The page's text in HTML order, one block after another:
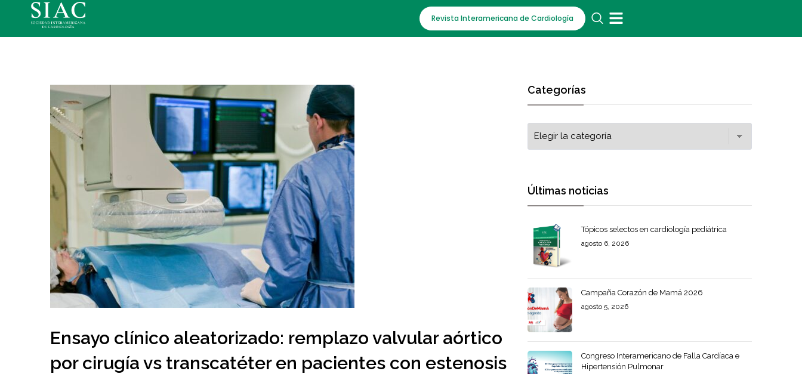
Revista Interamericana de Cardiología
Ensayo clínico aleatorizado: remplazo valvular aórtico
por cirugía vs transcatéter en pacientes con estenosis
Categorías
Últimas noticias
Tópicos selectos en cardiología pediátrica
agosto 6, 2026
Campaña Corazón de Mamá 2026
agosto 5, 2026
Congreso Interamericano de Falla Cardíaca e
Hipertensión Pulmonar